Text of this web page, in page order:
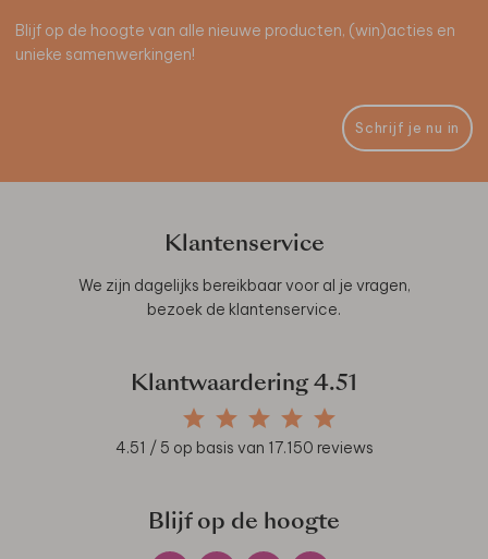
Blijf op de hoogte van alle nieuwe producten, (win)acties en
unieke samenwerkingen!
Schrijf je nu in
Klantenservice
We zijn dagelijks bereikbaar voor al je vragen,
bezoek de klantenservice.
Klantwaardering 4.51
4.51 / 5 op basis van 17.150 reviews
Blijf op de hoogte